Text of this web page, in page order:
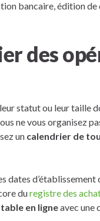
bancaire, édition
des
statut ou leur taille
ne vous organisez
un calendrier de
dates d’établissement
duregistre des
en ligneavec une